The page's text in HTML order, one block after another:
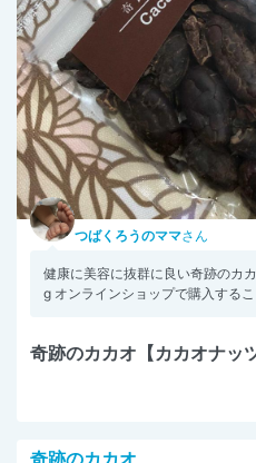
つばくろうのママさん
健康に美容に抜群に良い奇跡のカ
g オンラインショップで購入するこ
奇跡のカカオ【カカオナッ
奇跡のカカオ